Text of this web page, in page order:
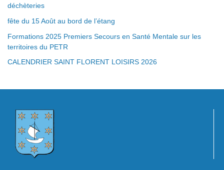
déchèteries
fête du 15 Août au bord de l’étang
Formations 2025 Premiers Secours en Santé Mentale sur les
territoires du PETR
CALENDRIER SAINT FLORENT LOISIRS 2026